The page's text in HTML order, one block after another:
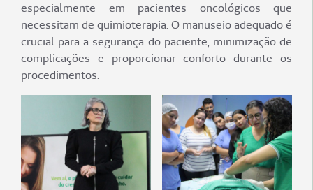
especialmente em pacientes oncológicos que
necessitam de quimioterapia. O manuseio adequado é
crucial para a segurança do paciente, minimização de
complicações e proporcionar conforto durante os
procedimentos.